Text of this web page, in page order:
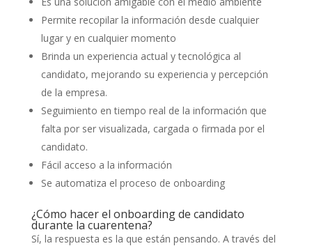
Permite recopilar la información desde cualquier
lugar y en cualquier momento
Brinda un experiencia actual y tecnológica al
candidato, mejorando su experiencia y percepción
de la empresa.
Seguimiento en tiempo real de la información que
falta por ser visualizada, cargada o firmada por el
candidato.
Fácil acceso a la información
Se automatiza el proceso de onboarding
¿Cómo hacer el onboarding de candidato
durante la cuarentena?
Sí, la respuesta es la que están pensando. A través del